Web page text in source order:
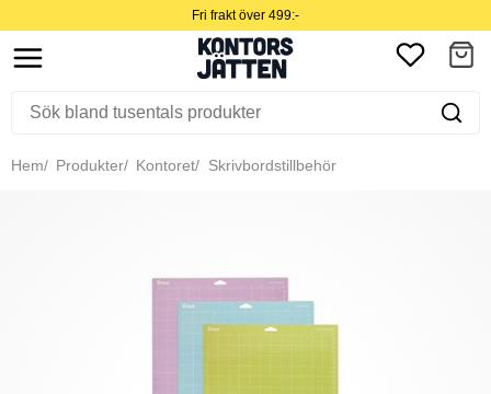
Fri frakt över 499:-
Hem Produkter Kontoret Skrivbordstillbehör